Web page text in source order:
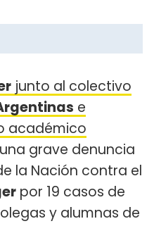
junto al colectivo
e
académico
grave denuncia
la Nación contra el
por 19 casos de
y alumnas de